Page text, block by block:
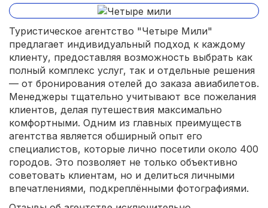
Туристическое агентство "Четыре Мили"
предлагает индивидуальный подход к каждому
клиенту, предоставляя возможность выбрать как
полный комплекс услуг, так и отдельные решения
— от бронирования отелей до заказа авиабилетов.
Менеджеры тщательно учитывают все пожелания
клиентов, делая путешествия максимально
комфортными. Одним из главных преимуществ
агентства является обширный опыт его
специалистов, которые лично посетили около 400
городов. Это позволяет не только объективно
советовать клиентам, но и делиться личными
впечатлениями, подкреплёнными фотографиями.